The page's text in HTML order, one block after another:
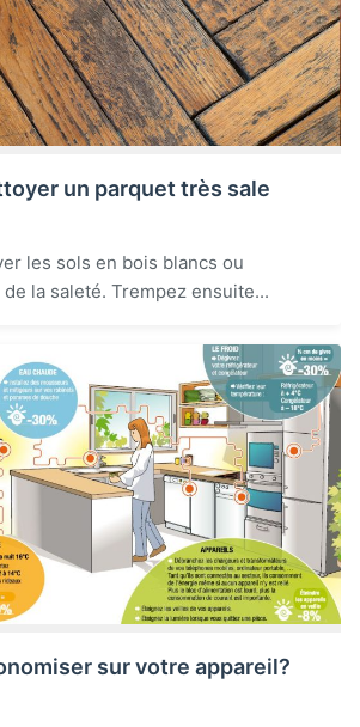
un parquet très sale
les sols en bois blancs ou
la saleté. Trempez ensuite...
sur votre appareil?